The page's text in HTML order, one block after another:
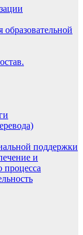
поддержки
и
процесса